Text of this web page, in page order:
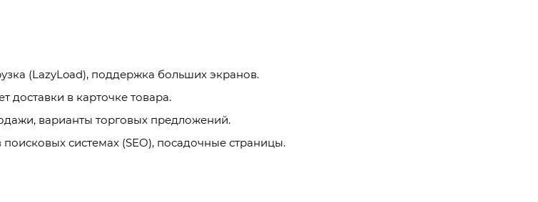
(LazyLoad), поддержка больших экранов.
доставки в карточке товара.
варианты торговых предложений.
системах (SEO), посадочные страницы.